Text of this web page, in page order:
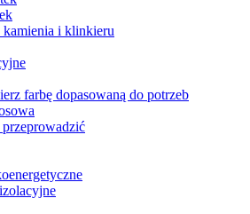
kamienia i klinkieru
farbę dopasowaną do potrzeb